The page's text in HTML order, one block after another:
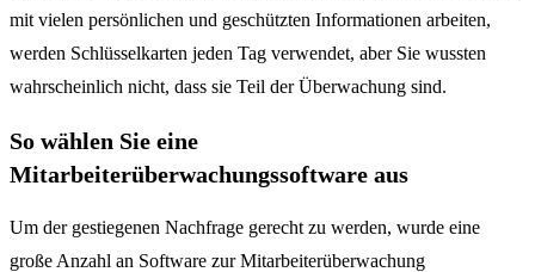
mit vielen persönlichen und geschützten Informationen arbeiten,
werden Schlüsselkarten jeden Tag verwendet, aber Sie wussten
wahrscheinlich nicht, dass sie Teil der Überwachung sind.
So wählen Sie eine
Mitarbeiterüberwachungssoftware aus
Um der gestiegenen Nachfrage gerecht zu werden, wurde eine
große Anzahl an Software zur Mitarbeiterüberwachung